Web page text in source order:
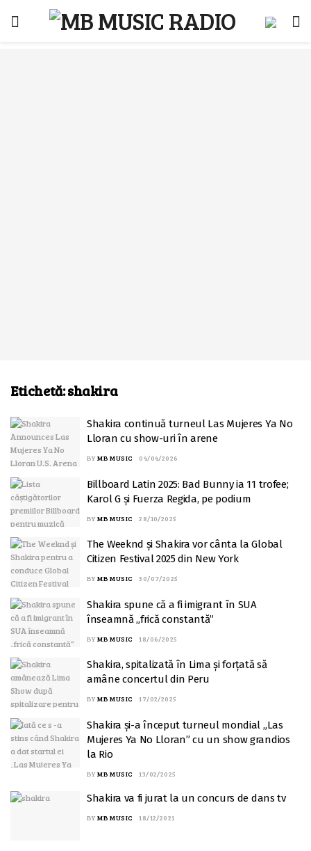
Etichetă:shakira
Shakira continuă turneul Las Mujeres Ya No
Lloran cu show-uri în arene
BY MB MUSIC 04/04/2026
Billboard Latin 2025: Bad Bunny ia 11 trofee;
Karol G și Fuerza Regida, pe podium
BY MB MUSIC 28/10/2025
The Weeknd și Shakira vor cânta la Global
Citizen Festival 2025 din New York
BY MB MUSIC 30/07/2025
Shakira spune că a fi imigrant în SUA
înseamnă „frică constantă”
BY MB MUSIC 18/06/2025
Shakira, spitalizată în Lima și forțată să
amâne concertul din Peru
BY MB MUSIC 17/02/2025
Shakira și-a început turneul mondial „Las
Mujeres Ya No Lloran” cu un show grandios
la Rio
BY MB MUSIC 13/02/2025
Shakira va fi jurat la un concurs de dans tv
BY MB MUSIC 18/12/2021